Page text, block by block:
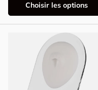
Choisir les options